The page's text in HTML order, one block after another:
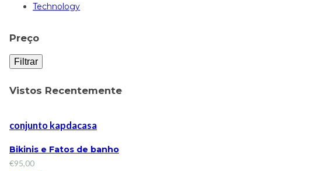
Technology
Preço
Filtrar
Vistos Recentemente
conjunto kapdacasa
Bikinis e Fatos de banho
€95,00